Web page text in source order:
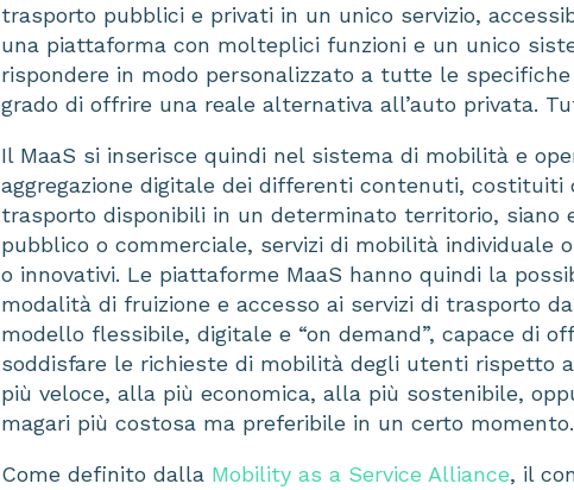
trasporto pubblici e privati in un unico servizio,
una piattaforma con molteplici funzioni e un unico
rispondere in modo personalizzato a tutte le
grado di offrire una reale alternativa all’auto privata.
Il MaaS si inserisce quindi nel sistema di mobilità e
aggregazione digitale dei differenti contenuti,
trasporto disponibili in un determinato territorio, siano
pubblico o commerciale, servizi di mobilità individuale
o innovativi. Le piattaforme MaaS hanno quindi la
modalità di fruizione e accesso ai servizi di trasporto
modello flessibile, digitale e “on demand”, capace di
soddisfare le richieste di mobilità degli utenti rispetto
più veloce, alla più economica, alla più sostenibile,
magari più costosa ma preferibile in un certo momento.
Come definito dalla Mobility as a Service Alliance, il